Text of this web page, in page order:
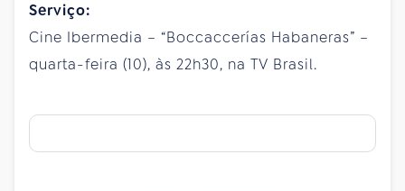
Serviço:
Cine Ibermedia – “Boccaccerías Habaneras” –
quarta-feira (10), às 22h30, na TV Brasil.